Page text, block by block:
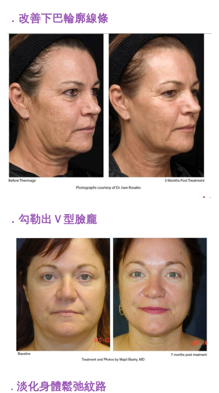
．改善下巴輪廓線條
．勾勒出Ｖ型臉龐
． 淡化身體鬆弛紋路